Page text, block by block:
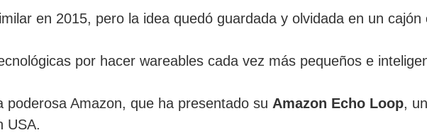
en 2015, pero la idea quedó guardada y olvidada en un
por hacer wareables cada vez más pequeños e
Amazon, que ha presentado su Amazon Echo Loop,
USA.